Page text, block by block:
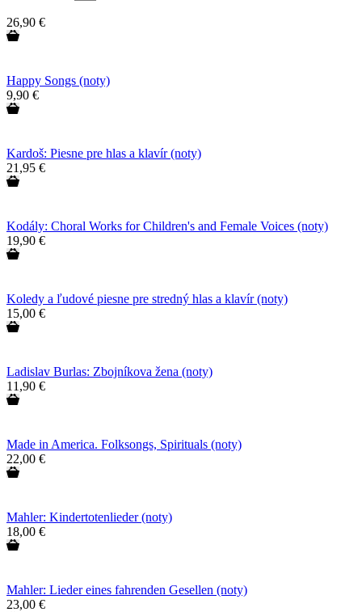
26,90 €
Happy Songs (noty)
9,90 €
Kardoš: Piesne pre hlas a klavír (noty)
21,95 €
Kodály: Choral Works for Children's and Female Voices (noty)
19,90 €
Koledy a ľudové piesne pre stredný hlas a klavír (noty)
15,00 €
Ladislav Burlas: Zbojníkova žena (noty)
11,90 €
Made in America. Folksongs, Spirituals (noty)
22,00 €
Mahler: Kindertotenlieder (noty)
18,00 €
Mahler: Lieder eines fahrenden Gesellen (noty)
23,00 €